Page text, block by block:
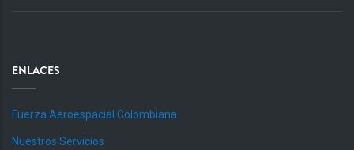
ENLACES
Fuerza Aeroespacial Colombiana
Nuestros Servicios